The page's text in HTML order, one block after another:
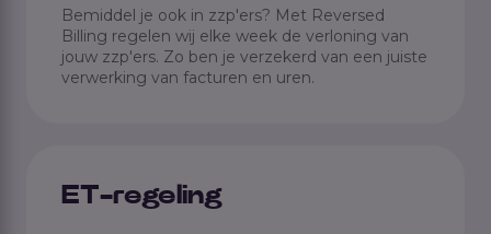
Bemiddel je ook in zzp'ers? Met Reversed
Billing regelen wij elke week de verloning van
jouw zzp'ers. Zo ben je verzekerd van een juiste
verwerking van facturen en uren.
ET-regeling